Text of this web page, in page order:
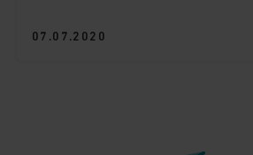
und Erwachsenen mit
07.07.2020